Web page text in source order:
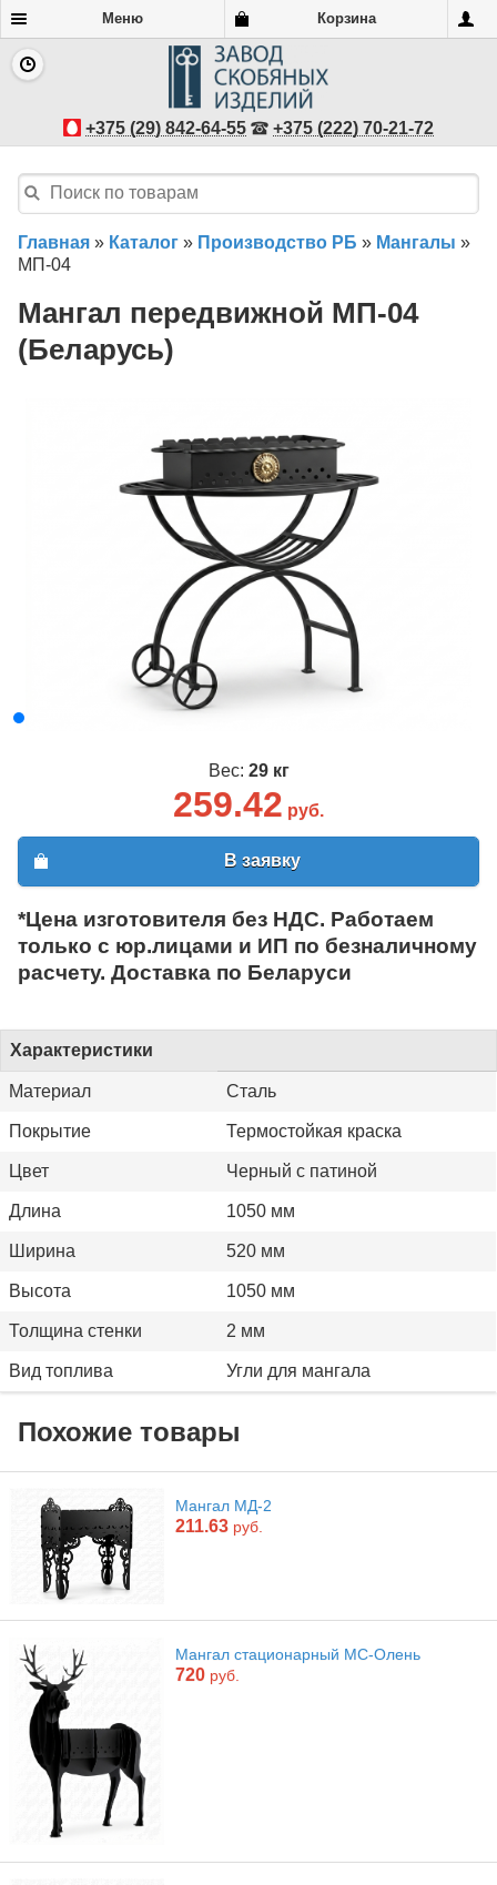
Меню Корзина
+375 (29) 842-64-55 +375 (222) 70-21-72
Главная » Каталог » Производство РБ » Мангалы »
МП-04
Мангал передвижной МП-04
(Беларусь)
Вес: 29 кг
259.42 руб.
В заявку
*Цена изготовителя без НДС. Работаем
только с юр.лицами и ИП по безналичному
расчету. Доставка по Беларуси
Характеристики
Материал Сталь
Покрытие Термостойкая краска
Цвет Черный с патиной
Длина 1050 мм
Ширина 520 мм
Высота 1050 мм
Толщина стенки 2 мм
Вид топлива Угли для мангала
Похожие товары
Мангал МД-2
211.63 руб.
Мангал стационарный МС-Олень
720 руб.